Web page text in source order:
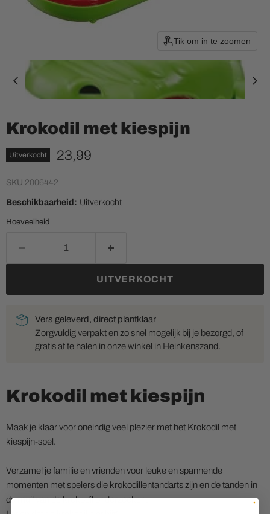
Tik om in te zoomen
Krokodil met kiespijn
Uitverkocht Huidige prijs
23,99
SKU 2006442
Beschikbaarheid: Uitverkocht
Hoeveelheid
UITVERKOCHT
Vers geleverd, direct plantklaar
Zorgvuldig verpakt en zo snel mogelijk bij je bezorgd, of
gratis af te halen in onze winkel in Heinkenszand.
Krokodil met kiespijn
Maak je klaar voor oneindig veel plezier met het Krokodil met
kiespijn-spel.
Verzamel je familie en vrienden voor leuke en spannende
momenten met spelers die krokodillentandarts zijn en de tanden in
de muil van de krokodil onderzoeken.